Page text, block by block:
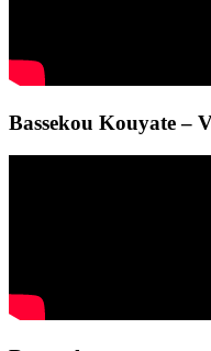
Bassekou Kouyate –